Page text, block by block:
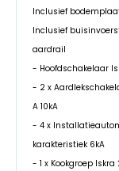
Inclusief
Inclusief
aardrail
- Hoofdschakelaar
- 2 x
A 10kA
- 4 x
karakteristiek 6kA
- 1 x Kookgroep